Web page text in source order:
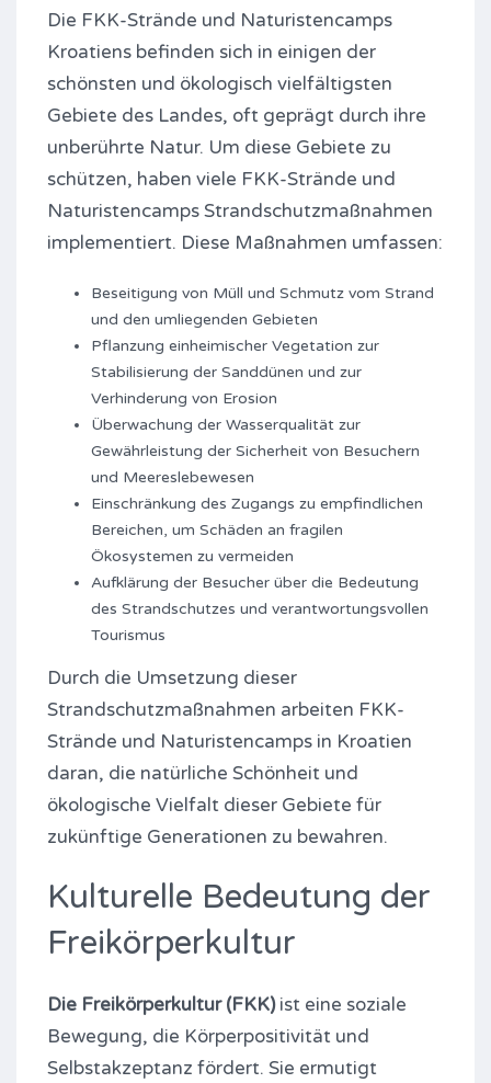
Die FKK-Strände und Naturistencamps
Kroatiens befinden sich in einigen der
schönsten und ökologisch vielfältigsten
Gebiete des Landes, oft geprägt durch ihre
unberührte Natur. Um diese Gebiete zu
schützen, haben viele FKK-Strände und
Naturistencamps Strandschutzmaßnahmen
implementiert. Diese Maßnahmen umfassen:
Beseitigung von Müll und Schmutz vom Strand
und den umliegenden Gebieten
Pflanzung einheimischer Vegetation zur
Stabilisierung der Sanddünen und zur
Verhinderung von Erosion
Überwachung der Wasserqualität zur
Gewährleistung der Sicherheit von Besuchern
und Meereslebewesen
Einschränkung des Zugangs zu empfindlichen
Bereichen, um Schäden an fragilen
Ökosystemen zu vermeiden
Aufklärung der Besucher über die Bedeutung
des Strandschutzes und verantwortungsvollen
Tourismus
Durch die Umsetzung dieser
Strandschutzmaßnahmen arbeiten FKK-
Strände und Naturistencamps in Kroatien
daran, die natürliche Schönheit und
ökologische Vielfalt dieser Gebiete für
zukünftige Generationen zu bewahren.
Kulturelle Bedeutung der
Freikörperkultur
Die Freikörperkultur (FKK)ist eine soziale
Bewegung, die Körperpositivität und
Selbstakzeptanz fördert. Sie ermutigt